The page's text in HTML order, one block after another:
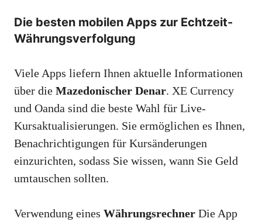
Die besten mobilen Apps zur Echtzeit-
Währungsverfolgung
Viele Apps liefern Ihnen aktuelle Informationen
über die Mazedonischer Denar. XE Currency
und Oanda sind die beste Wahl für Live-
Kursaktualisierungen. Sie ermöglichen es Ihnen,
Benachrichtigungen für Kursänderungen
einzurichten, sodass Sie wissen, wann Sie Geld
umtauschen sollten.
Verwendung eines Währungsrechner Die App